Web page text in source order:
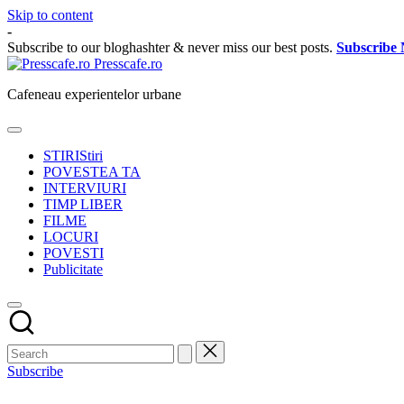
Skip to content
-
Subscribe to our bloghashter & never miss our best posts. Subscribe
Presscafe.ro
Cafeneau experientelor urbane
STIRIStiri
POVESTEA TA
INTERVIURI
TIMP LIBER
FILME
LOCURI
POVESTI
Publicitate
Subscribe